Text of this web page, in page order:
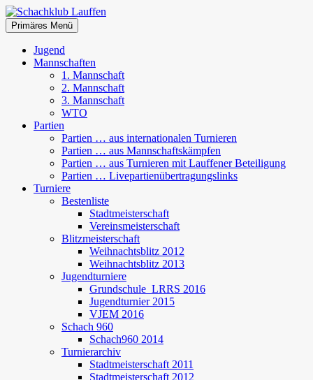
Zum
Inhalt
springen
Schachklub Lauffen
Suchen
Primäres Menü
Jugend
Mannschaften
1. Mannschaft
2. Mannschaft
3. Mannschaft
WTO
Partien
Partien … aus internationalen Turnieren
Partien … aus Mannschaftskämpfen
Partien … aus Turnieren mit Lauffener Beteiligung
Partien … Livepartienübertragungslinks
Turniere
Bestenliste
Stadtmeisterschaft
Vereinsmeisterschaft
Blitzmeisterschaft
Weihnachtsblitz 2012
Weihnachtsblitz 2013
Jugendturniere
Grundschule_LRRS 2016
Jugendturnier 2015
VJEM 2016
Schach 960
Schach960 2014
Turnierarchiv
Stadtmeisterschaft 2011
Stadtmeisterschaft 2012